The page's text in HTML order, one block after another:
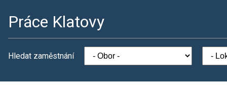
Práce Klatovy
Hledat zaměstnání